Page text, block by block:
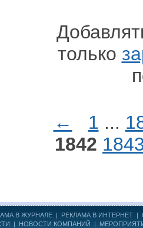
только
← 1 ...
1842
В ЖУРНАЛЕ | РЕКЛАМА В ИНТЕРНЕТ |
| НОВОСТИ КОМПАНИЙ |